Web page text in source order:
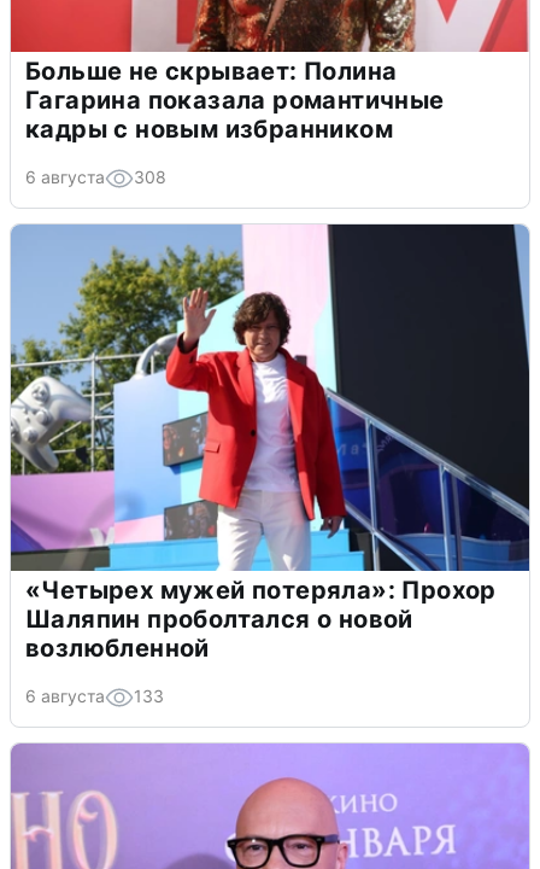
Больше не скрывает: Полина
Гагарина показала романтичные
кадры с новым избранником
6 августа 308
«Четырех мужей потеряла»: Прохор
Шаляпин проболтался о новой
возлюбленной
6 августа 133